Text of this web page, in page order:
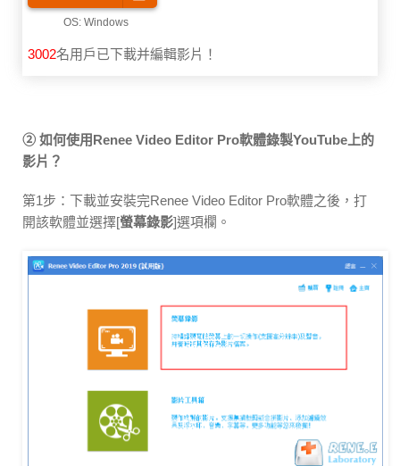
3002名用戶已下載并編輯影片！
② 如何使用Renee Video Editor Pro軟體錄製YouTube上的
影片？
第1步：下載並安裝完Renee Video Editor Pro軟體之後，打
開該軟體並選擇[螢幕錄影]選項欄。